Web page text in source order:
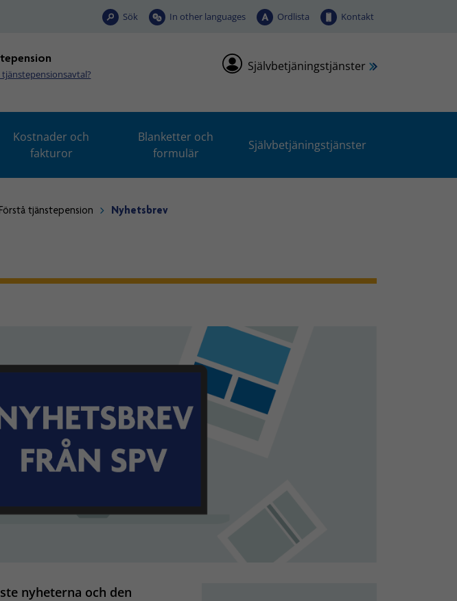
Sök In other languages Ordlista Kontakt
Självbetjäningstjänster
Kostnader och
fakturor
Blanketter och
formulär
Självbetjäningstjänster
Förstå tjänstepension Nyhetsbrev
nyheterna och den